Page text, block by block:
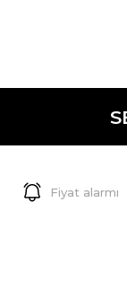
Fiyat alarmı